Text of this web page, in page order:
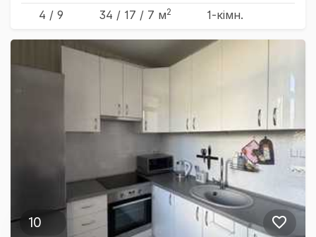
4 / 9 34 / 17 / 7 м2 1-кімн.
10